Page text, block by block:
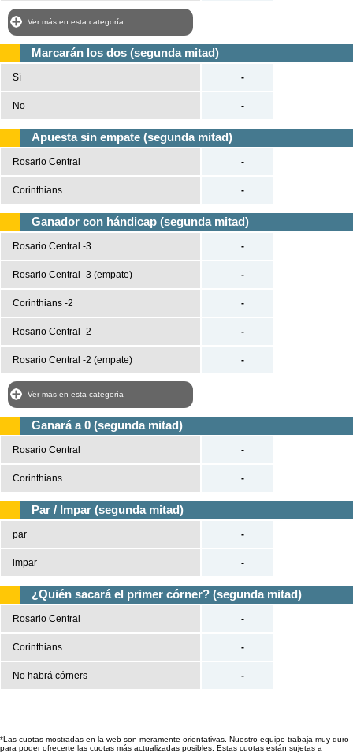
Ver más en esta categoría
Marcarán los dos (segunda mitad)
Sí
No
-
-
Apuesta sin empate (segunda mitad)
Rosario Central
Corinthians
-
-
Ganador con hándicap (segunda mitad)
Rosario Central -3
Rosario Central -3 (empate)
Corinthians -2
Rosario Central -2
Rosario Central -2 (empate)
-
-
-
-
-
Ver más en esta categoría
Ganará a 0 (segunda mitad)
Rosario Central
Corinthians
-
-
Par / Impar (segunda mitad)
par
impar
-
-
¿Quién sacará el primer córner? (segunda mitad)
Rosario Central
Corinthians
No habrá córners
-
-
-
*Las cuotas mostradas en la web son meramente orientativas. Nuestro equipo trabaja muy duro
para poder ofrecerte las cuotas más actualizadas posibles. Estas cuotas están sujetas a